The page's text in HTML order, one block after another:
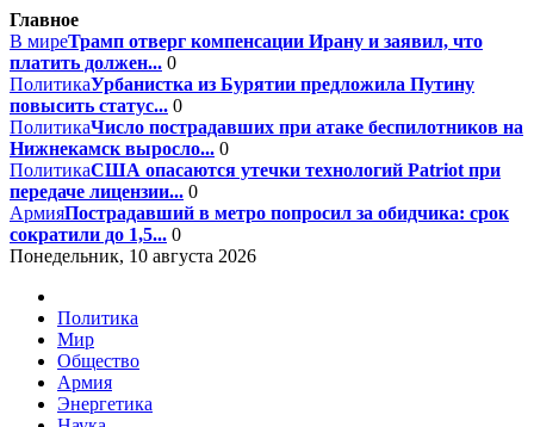
Главное
В миреТрамп отверг компенсации Ирану и заявил, что
платить должен... 0
ПолитикаУрбанистка из Бурятии предложила Путину
повысить статус... 0
ПолитикаЧисло пострадавших при атаке беспилотников на
Нижнекамск выросло... 0
ПолитикаСША опасаются утечки технологий Patriot при
передаче лицензии... 0
АрмияПострадавший в метро попросил за обидчика: срок
сократили до 1,5... 0
Понедельник, 10 августа 2026
Политика
Мир
Общество
Армия
Энергетика